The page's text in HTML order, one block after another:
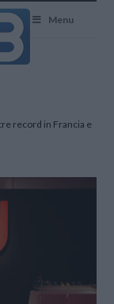
Menu
record in Francia e